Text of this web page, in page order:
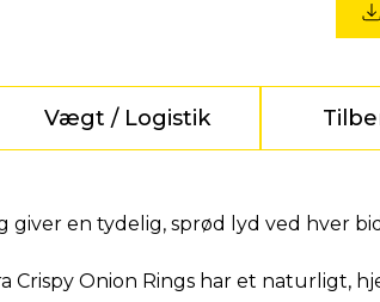
Vægt / Logistik
en tydelig, sprød lyd ved hver
Crispy Onion Rings har et naturligt,